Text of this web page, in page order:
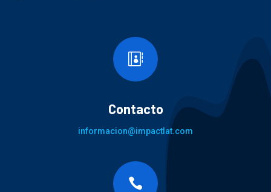

Contacto
informacion@impactlat.com
